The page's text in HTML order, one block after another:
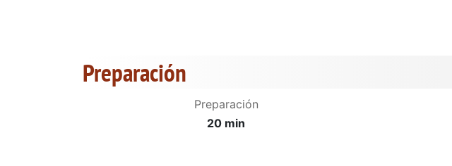
Preparación
Preparación
20 min